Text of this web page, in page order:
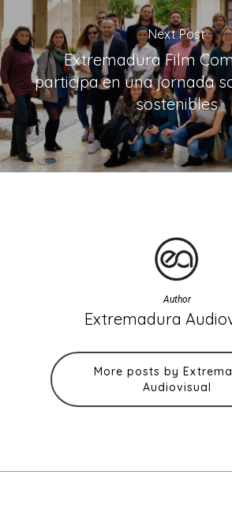
Next Post
Extremadura Film
participa en una jornada
sostenibles
Author
Extremadura
More posts by
Audiovisual